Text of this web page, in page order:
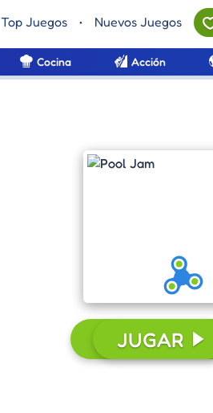
Top Juegos • Nuevos Juegos
Cocina Acción
JUGAR
CONTINUAR